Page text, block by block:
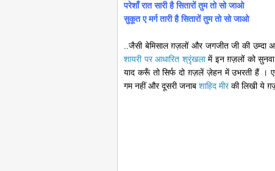
परेशाँ रात सारी है सितारों तुम तो सो जाओ
सुकूत ए मर्ग तारी है सितारों तुम तो सो जाओ
..जैसी बेमिसाल ग़ज़लों और जगजीत जी की उम्दा
शायरी पर आधारित श्रृंखलामें इन ग़ज़लों को
याद करूँ तो सिर्फ दो ग़ज़लें ज़ेहन में उभरती हैं ।
गम नहीं और दूसरी जनाब शाहिद मीरकी लिखी ये